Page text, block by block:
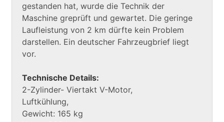
gestanden hat, wurde die Technik der
Maschine greprüft und gewartet. Die geringe
Laufleistung von 2 km dürfte kein Problem
darstellen. Ein deutscher Fahrzeugbrief liegt
vor.
Technische Details:
2-Zylinder- Viertakt V-Motor,
Luftkühlung,
Gewicht: 165 kg